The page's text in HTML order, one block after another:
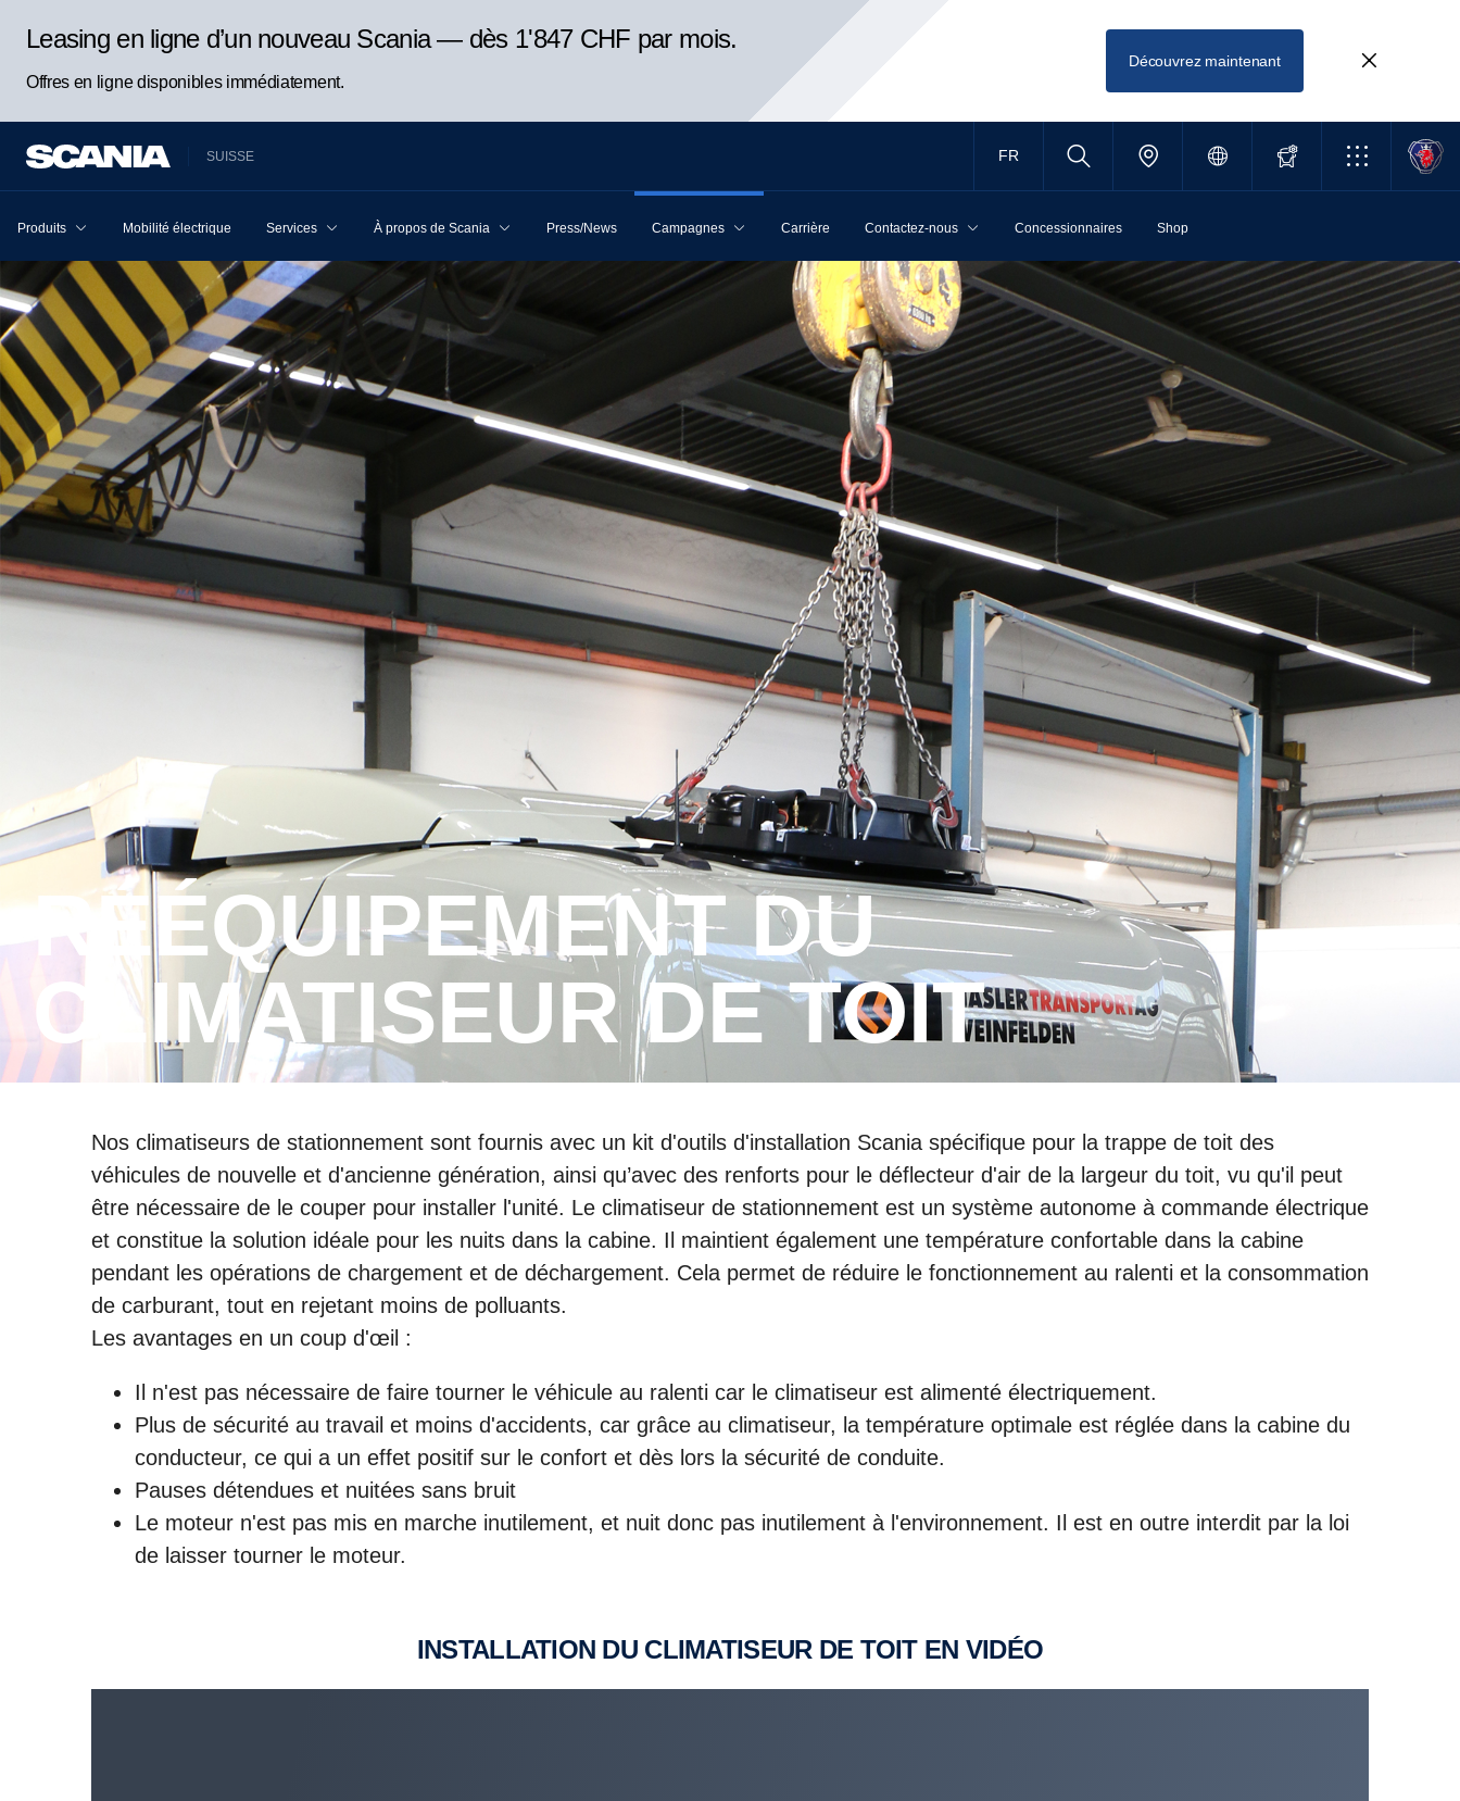
Leasing en ligne d’un nouveau Scania — dès 1'847 CHF par mois.
Offres en ligne disponibles immédiatement.
Découvrez maintenant
SUISSE FR
Produits Mobilité électrique Services À propos de Scania Press/News Campagnes Carrière Contactez-nous Concessionnaires Shop
RÉÉQUIPEMENT DU
CLIMATISEUR DE TOIT
Nos climatiseurs de stationnement sont fournis avec un kit d'outils d'installation Scania spécifique pour la trappe de toit des
véhicules de nouvelle et d'ancienne génération, ainsi qu’avec des renforts pour le déflecteur d'air de la largeur du toit, vu qu'il peut
être nécessaire de le couper pour installer l'unité. Le climatiseur de stationnement est un système autonome à commande électrique
et constitue la solution idéale pour les nuits dans la cabine. Il maintient également une température confortable dans la cabine
pendant les opérations de chargement et de déchargement. Cela permet de réduire le fonctionnement au ralenti et la consommation
de carburant, tout en rejetant moins de polluants.
Les avantages en un coup d'œil :
Il n'est pas nécessaire de faire tourner le véhicule au ralenti car le climatiseur est alimenté électriquement.
Plus de sécurité au travail et moins d'accidents, car grâce au climatiseur, la température optimale est réglée dans la cabine du
conducteur, ce qui a un effet positif sur le confort et dès lors la sécurité de conduite.
Pauses détendues et nuitées sans bruit
Le moteur n'est pas mis en marche inutilement, et nuit donc pas inutilement à l'environnement. Il est en outre interdit par la loi
de laisser tourner le moteur.
INSTALLATION DU CLIMATISEUR DE TOIT EN VIDÉO